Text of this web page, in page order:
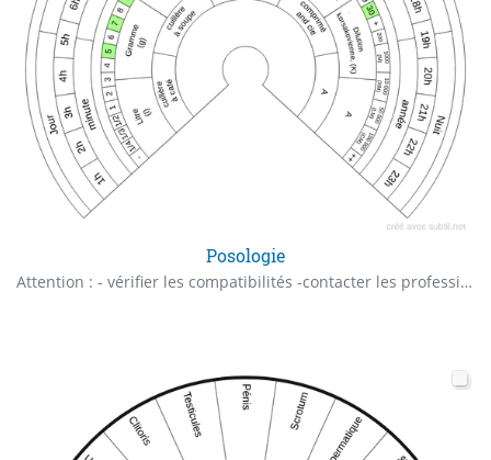
Posologie
Attention : - vérifier les compatibilités -contacter les professionnels quand il y a un doute - Toute personne qui utilisera ce cadran avec des intentions malveillante vivra des conséquences d'égales intensités dans cette vie selon la volonté du ciel.